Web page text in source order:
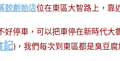
餃創始店位在東區大智路上，靠
好停車，可以把車停在新時代大
記)，我們每次到東區都是臭豆